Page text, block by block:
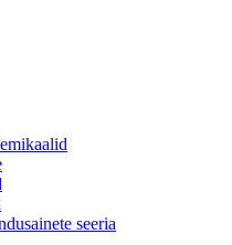
seeria